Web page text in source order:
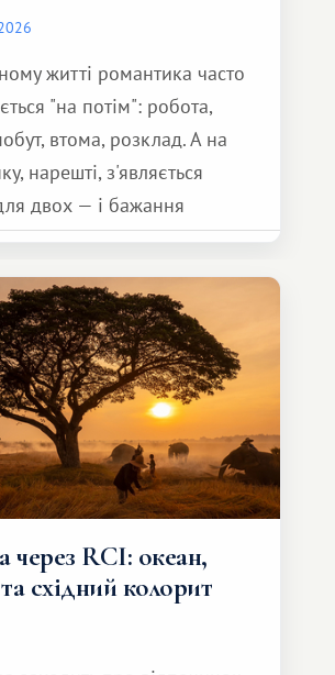
житті романтика часто
"на потім": робота,
втома, розклад. А на
нарешті, з'являється
двох — і бажання
близької людини щось
Не обов'язково масштабне,
і незабутнє :)
через RCI: океан,
східний колорит